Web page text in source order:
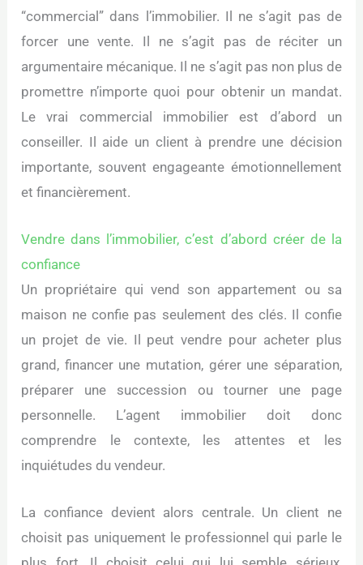
“commercial” dans l’immobilier. Il ne s’agit pas de
forcer une vente. Il ne s’agit pas de réciter un
argumentaire mécanique. Il ne s’agit pas non plus de
promettre n’importe quoi pour obtenir un mandat.
Le vrai commercial immobilier est d’abord un
conseiller. Il aide un client à prendre une décision
importante, souvent engageante émotionnellement
et financièrement.
Vendre dans l’immobilier, c’est d’abord créer de la
confiance
Un propriétaire qui vend son appartement ou sa
maison ne confie pas seulement des clés. Il confie
un projet de vie. Il peut vendre pour acheter plus
grand, financer une mutation, gérer une séparation,
préparer une succession ou tourner une page
personnelle. L’agent immobilier doit donc
comprendre le contexte, les attentes et les
inquiétudes du vendeur.
La confiance devient alors centrale. Un client ne
choisit pas uniquement le professionnel qui parle le